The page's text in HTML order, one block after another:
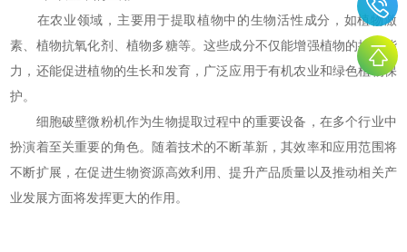
在农业领域，主要用于提取植物中的生物活性成分，如植物激
素、植物抗氧化剂、植物多糖等。这些成分不仅能增强植物的抗病能
力，还能促进植物的生长和发育，广泛应用于有机农业和绿色植物保
护。
细胞破壁微粉机作为生物提取过程中的重要设备，在多个行业中
扮演着至关重要的角色。随着技术的不断革新，其效率和应用范围将
不断扩展，在促进生物资源高效利用、提升产品质量以及推动相关产
业发展方面将发挥更大的作用。